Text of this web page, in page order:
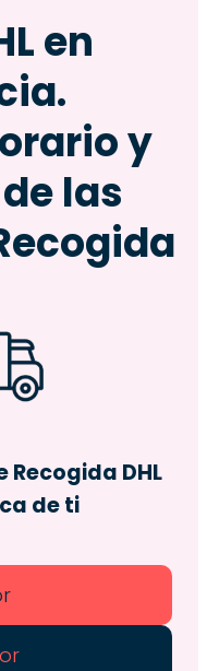
en
y
las
DHL
de ti